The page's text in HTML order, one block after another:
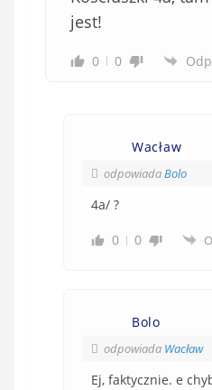
jest!
0 0
Wacław
odpowiadaBolo
4a/ ?
0 0
Bolo
odpowiada Wacław
Ej, faktycznie. e